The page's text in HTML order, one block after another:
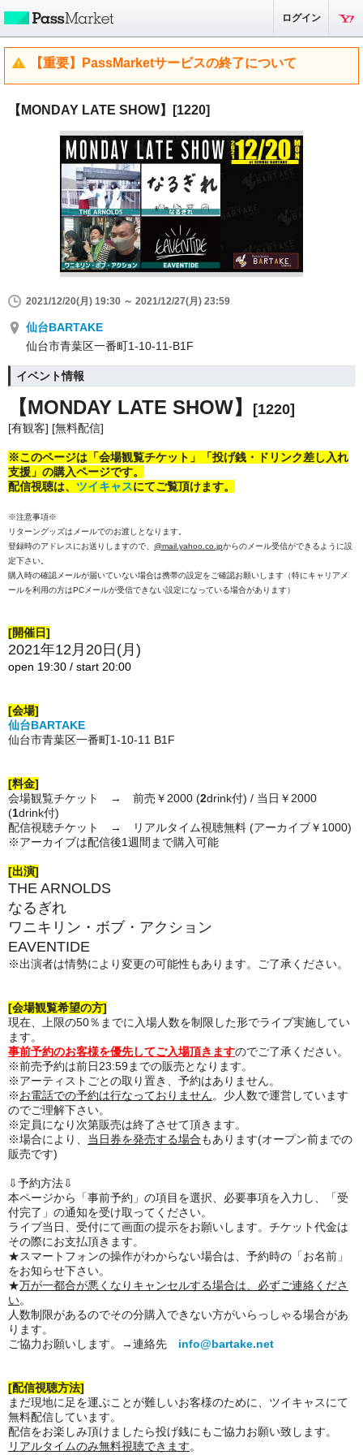
ログイン
【重要】PassMarketサービスの終了について
【MONDAY LATE SHOW】[1220]
2021/12/20(月) 19:30 ～ 2021/12/27(月) 23:59
仙台BARTAKE
仙台市青葉区一番町1-10-11-B1F
イベント情報
【MONDAY LATE SHOW】 [1220]
[有観客] [無料配信]
※このページは「会場観覧チケット」「投げ銭・ドリンク差し入れ
支援」の購入ページです。
配信視聴は、 ツイキャスにてご覧頂けます。
※注意事項※
リターングッズはメールでのお渡しとなります。
登録時のアドレスにお送りしますので、 @mail.yahoo.co.jpからのメール受信ができるように設
定下さい。
購入時の確認メールが届いていない場合は携帯の設定をご確認お願いします（特にキャリアメ
ールを利用の方はPCメールが受信できない設定になっている場合があります）
[開催日]
2021年12月20日(月)
open 19:30 / start 20:00
[会場]
仙台BARTAKE
仙台市青葉区一番町1-10-11 B1F
[料金]
会場観覧チケット → 前売￥2000 (2drink付) / 当日￥2000
(1drink付)
配信視聴チケット → リアルタイム視聴無料 (アーカイブ￥1000)
※アーカイブは配信後1週間まで購入可能
[出演]
THE ARNOLDS
なるぎれ
ワニキリン・ボブ・アクション
EAVENTIDE
※出演者は情勢により変更の可能性もあります。ご了承ください。
[会場観覧希望の方]
現在、上限の50％までに入場人数を制限した形でライブ実施してい
ます。
事前予約のお客様を優先してご入場頂きますのでご了承ください。
※前売予約は前日23:59までの販売となります。
※アーティストごとの取り置き、予約はありません。
※お電話での予約は行なっておりません。少人数で運営しています
のでご理解下さい。
※定員になり次第販売は終了させて頂きます。
※場合により、 当日券を発売する場合もあります(オープン前までの
販売です)
⇩予約方法⇩
本ページから「事前予約」の項目を選択、必要事項を入力し、「受
付完了」の通知を受け取ってください。
ライブ当日、受付にて画面の提示をお願いします。チケット代金は
その際にお支払頂きます。
★スマートフォンの操作がわからない場合は、予約時の「お名前」
をお知らせ下さい。
★万が一都合が悪くなりキャンセルする場合は、必ずご連絡くださ
い。
人数制限があるのでその分購入できない方がいらっしゃる場合があ
ります。
ご協力お願いします。→連絡先 info@bartake.net
[配信視聴方法]
まだ現地に足を運ぶことが難しいお客様のために、ツイキャスにて
無料配信しています。
配信をお楽しみ頂けましたら投げ銭にもご協力お願い致します。
リアルタイムのみ無料視聴できます。